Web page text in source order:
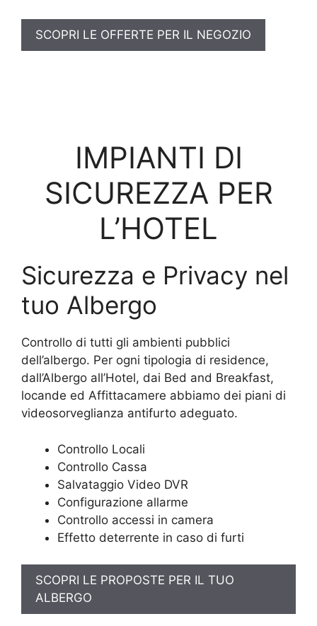
SCOPRI LE OFFERTE PER IL NEGOZIO
IMPIANTI DI
SICUREZZA PER
L’HOTEL
Sicurezza e Privacy nel
tuo Albergo
Controllo di tutti gli ambienti pubblici
dell’albergo. Per ogni tipologia di residence,
dall’Albergo all’Hotel, dai Bed and Breakfast,
locande ed Affittacamere abbiamo dei piani di
videosorveglianza antifurto adeguato.
Controllo Locali
Controllo Cassa
Salvataggio Video DVR
Configurazione allarme
Controllo accessi in camera
Effetto deterrente in caso di furti
SCOPRI LE PROPOSTE PER IL TUO
ALBERGO